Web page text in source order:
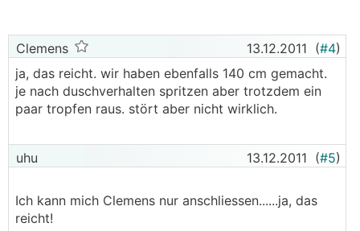
Clemens 13.12.2011 (#4)
ja, das reicht. wir haben ebenfalls 140 cm gemacht.
je nach duschverhalten spritzen aber trotzdem ein
paar tropfen raus. stört aber nicht wirklich.
uhu 13.12.2011 (#5)
Ich kann mich Clemens nur anschliessen......ja, das
reicht!